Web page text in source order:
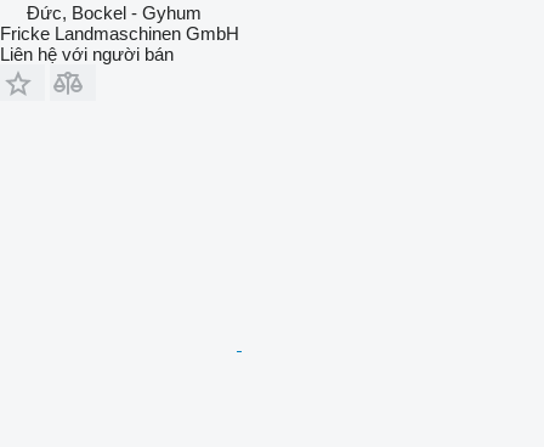
Đức, Bockel - Gyhum
Fricke Landmaschinen GmbH
Liên hệ với người bán